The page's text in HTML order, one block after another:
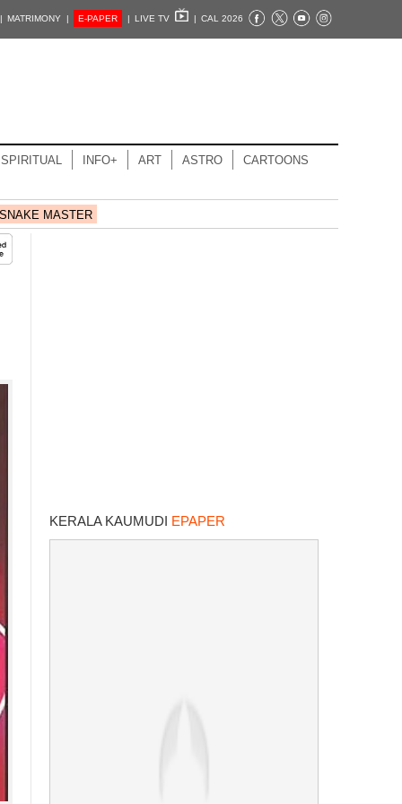
MATRIMONY | E-PAPER | LIVE TV | CAL 2026
SPIRITUAL INFO+ ART ASTRO CARTOONS
MASTER
KERALA KAUMUDI EPAPER